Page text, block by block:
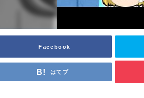
Facebook
はてブ